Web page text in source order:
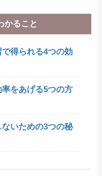
かること
得られる4つの効
をあげる5つの方
いための3つの秘